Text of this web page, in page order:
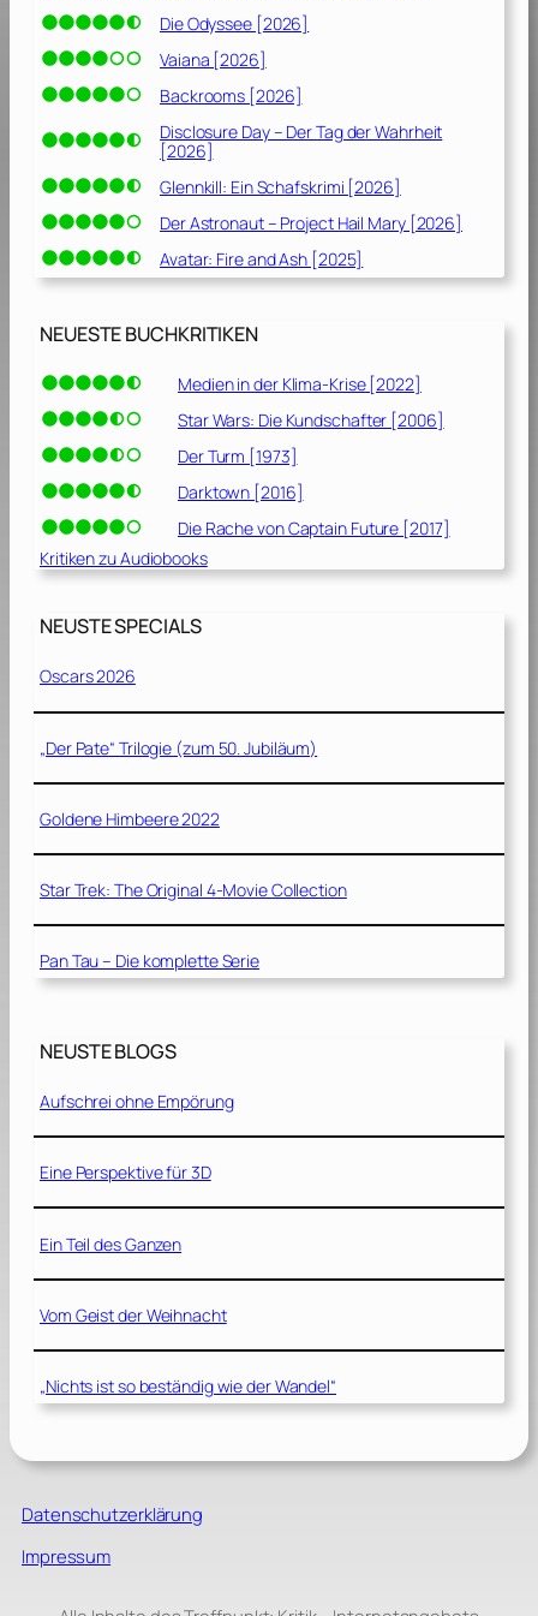
Die Odyssee [2026]
Vaiana [2026]
Backrooms [2026]
Disclosure Day – Der Tag der Wahrheit
[2026]
Glennkill: Ein Schafskrimi [2026]
Der Astronaut – Project Hail Mary [2026]
Avatar: Fire and Ash [2025]
NEUESTE BUCHKRITIKEN
Medien in der Klima-Krise [2022]
Star Wars: Die Kundschafter [2006]
Der Turm [1973]
Darktown [2016]
Die Rache von Captain Future [2017]
Kritiken zu Audiobooks
NEUSTE SPECIALS
Oscars 2026
„Der Pate“ Trilogie (zum 50. Jubiläum)
Goldene Himbeere 2022
Star Trek: The Original 4-Movie Collection
Pan Tau – Die komplette Serie
NEUSTE BLOGS
Aufschrei ohne Empörung
Eine Perspektive für 3D
Ein Teil des Ganzen
Vom Geist der Weihnacht
„Nichts ist so beständig wie der Wandel“
Datenschutzerklärung
Impressum